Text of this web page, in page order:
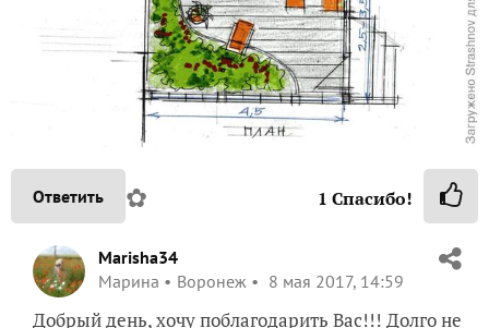
Ответить ✿ 1 Спасибо!
Marisha34
Марина
Воронеж 8 мая 2017, 14:59
Добрый день, хочу поблагодарить Вас!!! Долго не